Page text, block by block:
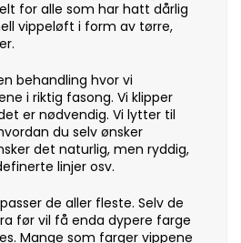
for alle som har hatt dårlig
vippeløft i form av tørre,
behandling hvor vi
i riktig fasong. Vi klipper
er nødvendig. Vi lytter til
du selv ønsker
det naturlig, men ryddig,
linjer osv.
de aller fleste. Selv de
før vil få enda dypere farge
Mange som farger vippene